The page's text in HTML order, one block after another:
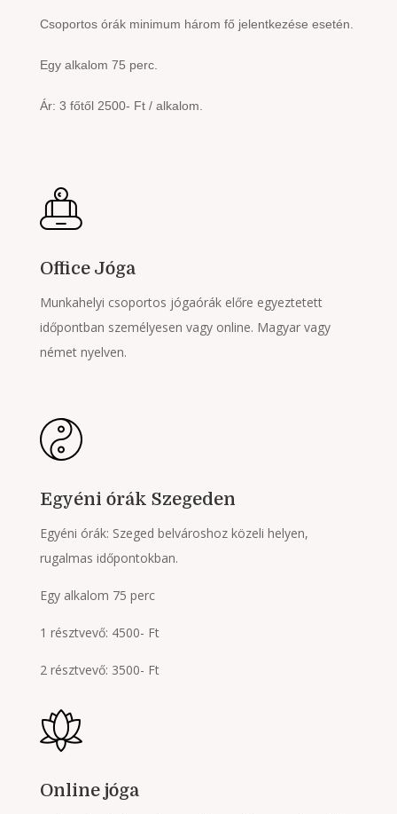
Csoportos órák minimum három fő jelentkezése esetén.
Egy alkalom 75 perc.
Ár: 3 főtől 2500- Ft / alkalom.
Office Jóga
Munkahelyi csoportos jógaórák előre egyeztetett
időpontban személyesen vagy online. Magyar vagy
német nyelven.
Egyéni órák Szegeden
Egyéni órák: Szeged belvároshoz közeli helyen,
rugalmas időpontokban.
Egy alkalom 75 perc
1 résztvevő: 4500- Ft
2 résztvevő: 3500- Ft
Online jóga